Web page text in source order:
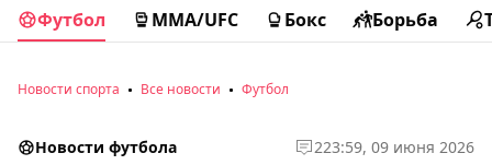
Футбол MMA/UFC Бокс Борьба
Новости спорта Все новости Футбол
Новости футбола 223:59, 09 июня 2026